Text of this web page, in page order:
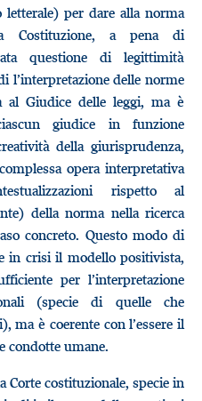
per dare alla norma
Costituzione, a pena di
questione di legittimità
l’interpretazione delle norme
al Giudice delle leggi, ma è
giudice in funzione
della giurisprudenza,
opera interpretativa
rispetto al
della norma nella ricerca
concreto. Questo modo di
in crisi il modello positivista,
per l’interpretazione
(specie di quelle che
ma è coerente con l’essere il
condotte umane.
Corte costituzionale, specie in